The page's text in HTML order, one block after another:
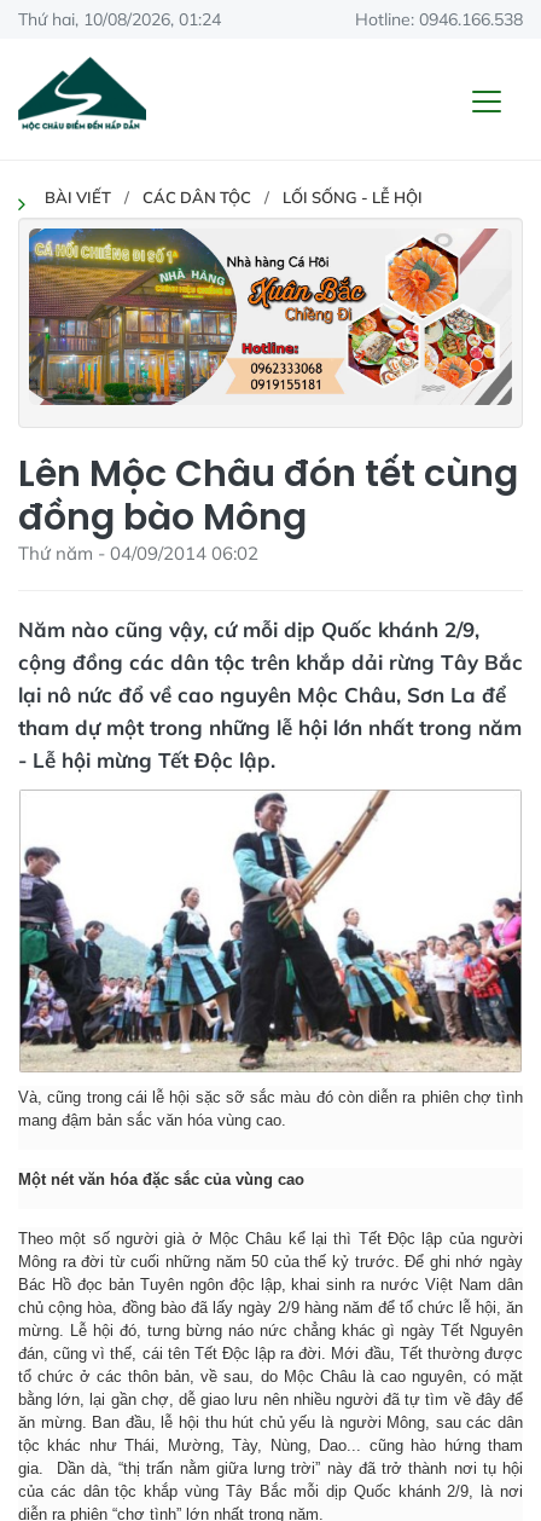
Thứ hai, 10/08/2026, 01:24 Hotline: 0946.166.538
BÀI VIẾT CÁC DÂN TỘC LỐI SỐNG - LỄ HỘI
Lên Mộc Châu đón tết cùng
đồng bào Mông
Thứ năm - 04/09/2014 06:02
Năm nào cũng vậy, cứ mỗi dịp Quốc khánh 2/9,
cộng đồng các dân tộc trên khắp dải rừng Tây Bắc
lại nô nức đổ về cao nguyên Mộc Châu, Sơn La để
tham dự một trong những lễ hội lớn nhất trong năm
- Lễ hội mừng Tết Độc lập.
Và, cũng trong cái lễ hội sặc sỡ sắc màu đó còn diễn ra phiên chợ tình
mang đậm bản sắc văn hóa vùng cao.
Một nét văn hóa đặc sắc của vùng cao
Theo một số người già ở Mộc Châu kể lại thì Tết Độc lập của người
Mông ra đời từ cuối những năm 50 của thế kỷ trước. Để ghi nhớ ngày
Bác Hồ đọc bản Tuyên ngôn độc lập, khai sinh ra nước Việt Nam dân
chủ cộng hòa, đồng bào đã lấy ngày 2/9 hàng năm để tổ chức lễ hội, ăn
mừng. Lễ hội đó, tưng bừng náo nức chẳng khác gì ngày Tết Nguyên
đán, cũng vì thế, cái tên Tết Độc lập ra đời. Mới đầu, Tết thường được
tổ chức ở các thôn bản, về sau, do Mộc Châu là cao nguyên, có mặt
bằng lớn, lại gần chợ, dễ giao lưu nên nhiều người đã tự tìm về đây để
ăn mừng. Ban đầu, lễ hội thu hút chủ yếu là người Mông, sau các dân
tộc khác như Thái, Mường, Tày, Nùng, Dao... cũng hào hứng tham
gia. Dần dà, “thị trấn nằm giữa lưng trời” này đã trở thành nơi tụ hội
của các dân tộc khắp vùng Tây Bắc mỗi dịp Quốc khánh 2/9, là nơi
diễn ra phiên “chợ tình” lớn nhất trong năm.